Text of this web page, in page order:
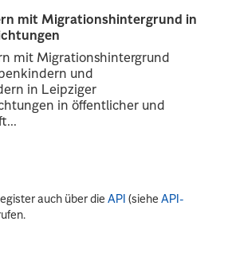
mit Migrationshintergrund in
mit Migrationshintergrund
und
in Leipziger
in öffentlicher und
auch über dieAPI (sieheAPI-